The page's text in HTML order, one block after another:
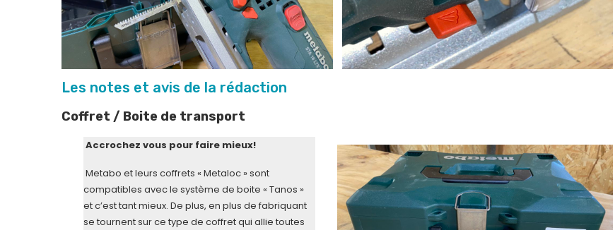
Les notes et avis de la rédaction
Coffret / Boite de transport
Accrochez vous pour faire mieux!
Metabo et leurs coffrets « Metaloc » sont
compatibles avec le système de boite « Tanos »
et c’est tant mieux. De plus, en plus de fabriquant
se tournent sur ce type de coffret qui allie toutes